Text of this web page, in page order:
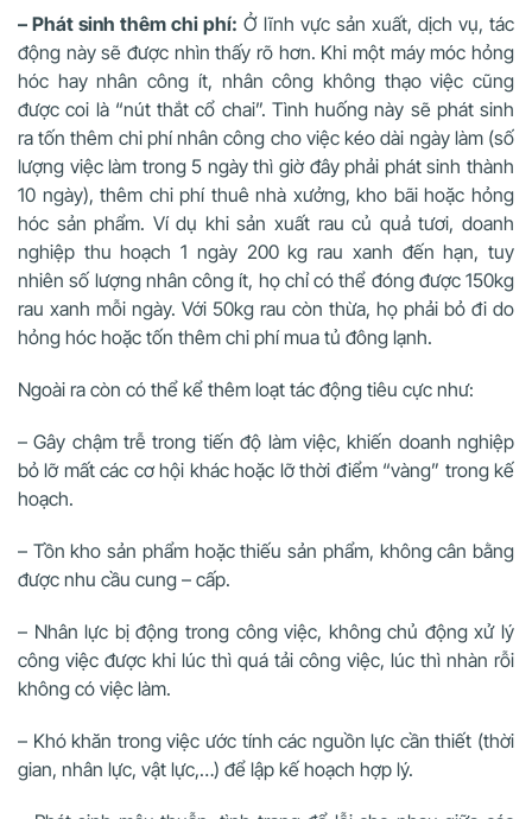
– Phát sinh thêm chi phí: Ở lĩnh vực sản xuất, dịch vụ, tác
động này sẽ được nhìn thấy rõ hơn. Khi một máy móc hỏng
hóc hay nhân công ít, nhân công không thạo việc cũng
được coi là “nút thắt cổ chai”. Tình huống này sẽ phát sinh
ra tốn thêm chi phí nhân công cho việc kéo dài ngày làm (số
lượng việc làm trong 5 ngày thì giờ đây phải phát sinh thành
10 ngày), thêm chi phí thuê nhà xưởng, kho bãi hoặc hỏng
hóc sản phẩm. Ví dụ khi sản xuất rau củ quả tươi, doanh
nghiệp thu hoạch 1 ngày 200 kg rau xanh đến hạn, tuy
nhiên số lượng nhân công ít, họ chỉ có thể đóng được 150kg
rau xanh mỗi ngày. Với 50kg rau còn thừa, họ phải bỏ đi do
hỏng hóc hoặc tốn thêm chi phí mua tủ đông lạnh.
Ngoài ra còn có thể kể thêm loạt tác động tiêu cực như:
– Gây chậm trễ trong tiến độ làm việc, khiến doanh nghiệp
bỏ lỡ mất các cơ hội khác hoặc lỡ thời điểm “vàng” trong kế
hoạch.
– Tồn kho sản phẩm hoặc thiếu sản phẩm, không cân bằng
được nhu cầu cung – cấp.
– Nhân lực bị động trong công việc, không chủ động xử lý
công việc được khi lúc thì quá tải công việc, lúc thì nhàn rỗi
không có việc làm.
– Khó khăn trong việc ước tính các nguồn lực cần thiết (thời
gian, nhân lực, vật lực,…) để lập kế hoạch hợp lý.